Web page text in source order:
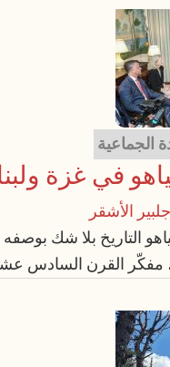
الجماعية
في غزة
جلبير الأشقر
التاريخ بلا شك
مفكّر القرن السادس